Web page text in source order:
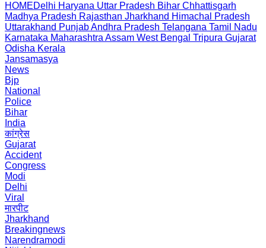
HOMEDelhi Haryana Uttar Pradesh Bihar Chhattisgarh
Madhya Pradesh Rajasthan Jharkhand Himachal Pradesh
Uttarakhand PunjabAndhra Pradesh Telangana Tamil Nadu
Karnataka Maharashtra Assam West Bengal Tripura Gujarat
Odisha Kerala
Jansamasya
News
Bjp
National
Police
Bihar
India
कांग्रेस
Gujarat
Accident
Congress
Modi
Delhi
Viral
मारपीट
Jharkhand
Breakingnews
Narendramodi